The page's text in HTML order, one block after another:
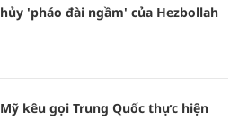
hủy 'pháo đài ngầm' của Hezbollah
Mỹ kêu gọi Trung Quốc thực hiện